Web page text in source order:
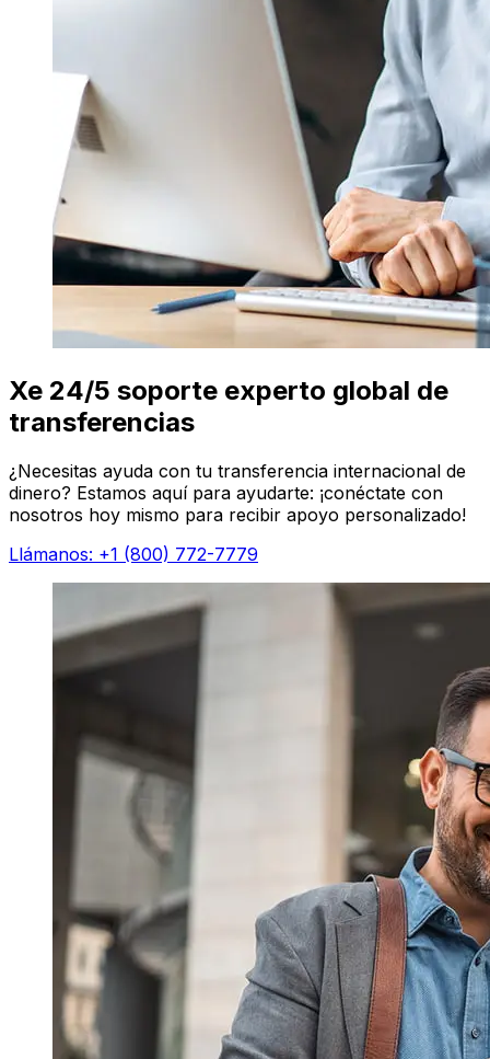
Xe 24/5 soporte experto global de
transferencias
¿Necesitas ayuda con tu transferencia internacional de
dinero? Estamos aquí para ayudarte: ¡conéctate con
nosotros hoy mismo para recibir apoyo personalizado!
Llámanos: +1 (800) 772-7779